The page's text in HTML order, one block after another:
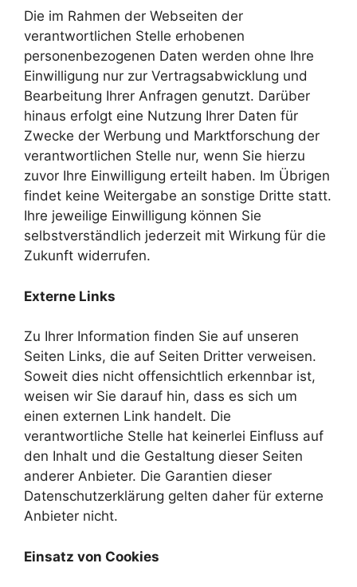
Die im Rahmen der Webseiten der
verantwortlichen Stelle erhobenen
personenbezogenen Daten werden ohne Ihre
Einwilligung nur zur Vertragsabwicklung und
Bearbeitung Ihrer Anfragen genutzt. Darüber
hinaus erfolgt eine Nutzung Ihrer Daten für
Zwecke der Werbung und Marktforschung der
verantwortlichen Stelle nur, wenn Sie hierzu
zuvor Ihre Einwilligung erteilt haben. Im Übrigen
findet keine Weitergabe an sonstige Dritte statt.
Ihre jeweilige Einwilligung können Sie
selbstverständlich jederzeit mit Wirkung für die
Zukunft widerrufen.
Externe Links
Zu Ihrer Information finden Sie auf unseren
Seiten Links, die auf Seiten Dritter verweisen.
Soweit dies nicht offensichtlich erkennbar ist,
weisen wir Sie darauf hin, dass es sich um
einen externen Link handelt. Die
verantwortliche Stelle hat keinerlei Einfluss auf
den Inhalt und die Gestaltung dieser Seiten
anderer Anbieter. Die Garantien dieser
Datenschutzerklärung gelten daher für externe
Anbieter nicht.
Einsatz von Cookies